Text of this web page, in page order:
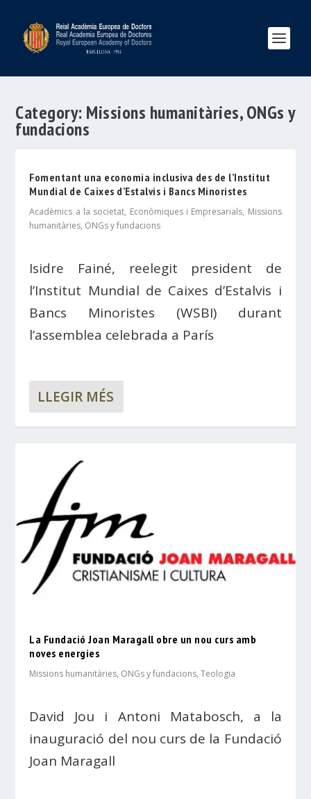
Category: Missions humanitàries, ONGs y
fundacions
Fomentant una economia inclusiva des de l’Institut
Mundial de Caixes d’Estalvis i Bancs Minoristes
Acadèmics a la societat, Econòmiques i Empresarials, Missions
humanitàries, ONGs y fundacions
Isidre Fainé, reelegit president de
l’Institut Mundial de Caixes d’Estalvis i
Bancs Minoristes (WSBI) durant
l’assemblea celebrada a París
LLEGIR MÉS
La Fundació Joan Maragall obre un nou curs amb
noves energies
Missions humanitàries, ONGs y fundacions,Teologia
David Jou i Antoni Matabosch, a la
inauguració del nou curs de la Fundació
Joan Maragall